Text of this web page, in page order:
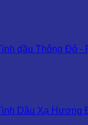
dầu Thông Đỏ -
Dầu Xạ Hương